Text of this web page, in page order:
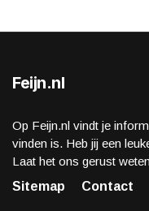
Feijn.nl
Op Feijn.nl vindt je
vinden is. Heb jij een
Laat het ons gerust
Sitemap
Contact